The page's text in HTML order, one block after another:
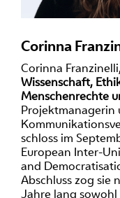
Corinna
Corinna
Wissenschaft,
Menschenrechte
Projektmanagerin
schloss im
European Inter-
and
Abschluss zog sie
Jahre lang